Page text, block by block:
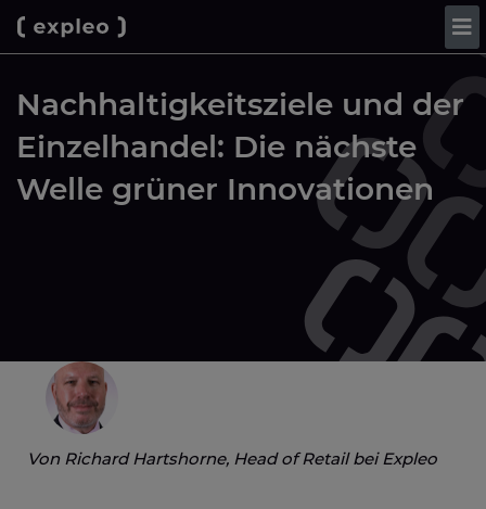
Nachhaltigkeitsziele und der
Einzelhandel: Die nächste
Welle grüner Innovationen
Von Richard Hartshorne, Head of Retailbei Expleo